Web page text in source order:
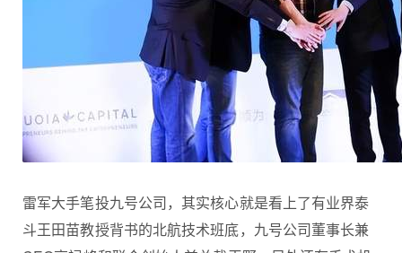
雷军大手笔投九号公司，其实核心就是看上了有业界泰
斗王田苗教授背书的北航技术班底，九号公司董事长兼